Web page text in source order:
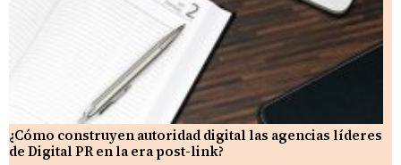
¿Cómo construyen autoridad digital las agencias líderes
de Digital PR en la era post-link?